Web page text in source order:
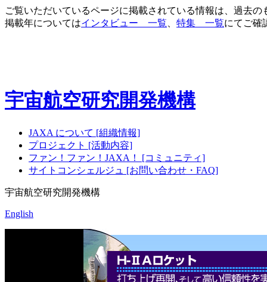
ご覧いただいているページに掲載されている情報は、過去
掲載年についてはインタビュー 一覧 特集 一覧にてご確
宇宙航空研究開発機構
JAXA について [組織情報]
プロジェクト [活動内容]
ファン！ファン！JAXA！ [コミュニティ]
サイトコンシェルジュ [お問い合わせ・FAQ]
宇宙航空研究開発機構
English